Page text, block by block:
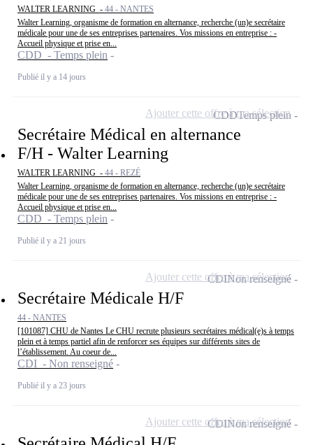
WALTER LEARNING - 44 - NANTES
Walter Learning, organisme de formation en alternance, recherche (un)e secrétaire
médicale pour une de ses entreprises partenaires. Vos missions en entreprise : -
Accueil physique et prise en...
CDD - Temps plein
Publié il y a 14 jours
Secrétaire Médical en alternance
F/H - Walter Learning
WALTER LEARNING - 44 - REZÉ
Walter Learning, organisme de formation en alternance, recherche (un)e secrétaire
médicale pour une de ses entreprises partenaires. Vos missions en entreprise : -
Accueil physique et prise en...
CDD - Temps plein
Publié il y a 21 jours
CDDTemps plein
Ajouter cette offre à ma sélection
Secrétaire Médicale H/F
44 - NANTES
[101087] CHU de Nantes Le CHU recrute plusieurs secrétaires médical(e)s à temps
plein et à temps partiel afin de renforcer ses équipes sur différents sites de
l’établissement. Au coeur de...
CDI - Non renseigné
Publié il y a 23 jours
CDINon renseigné
Ajouter cette offre à ma sélection
CDINon renseigné
Ajouter cette offre à ma sélection